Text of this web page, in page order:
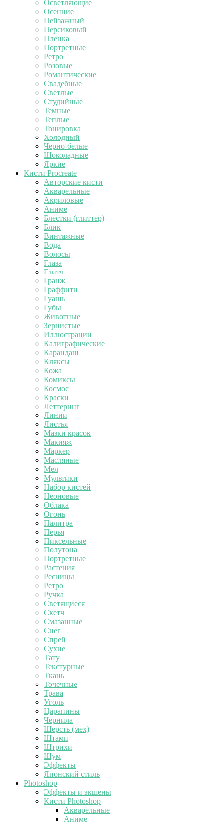
Осветляющие
Осенние
Пейзажный
Персиковый
Пленка
Портретные
Ретро
Розовые
Романтические
Свадебные
Светлые
Студийные
Темные
Теплые
Тонировка
Холодный
Черно-белые
Шоколадные
Яркие
Кисти Procreate
Авторские кисти
Акварельные
Акриловые
Аниме
Блестки (глиттер)
Блик
Винтажные
Вода
Волосы
Глаза
Глитч
Гранж
Граффити
Гуашь
Губы
Животные
Зернистые
Иллюстрации
Калиграфические
Карандаш
Кляксы
Кожа
Комиксы
Космос
Краски
Леттеринг
Линии
Листья
Мазки красок
Макияж
Маркер
Масляные
Мел
Мультики
Набор кистей
Неоновые
Облака
Огонь
Палитра
Перья
Пиксельные
Полутона
Портретные
Растения
Ресницы
Ретро
Ручка
Светящиеся
Скетч
Смазанные
Снег
Спрей
Сухие
Тату
Текстурные
Ткань
Точечные
Трава
Уголь
Царапины
Чернила
Шерсть (мех)
Штамп
Штрихи
Шум
Эффекты
Японский стиль
Photoshop
Эффекты и экшены
Кисти Photoshop
Акварельные
Аниме